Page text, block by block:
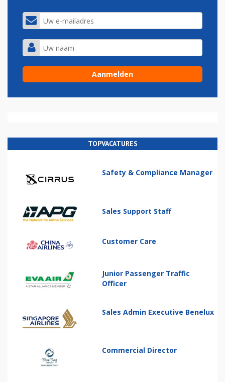
TOPVACATURES
Safety & Compliance Manager
Sales Support Staff
Customer Care
Junior Passenger Traffic
Officer
Sales Admin Executive Benelux
Commercial Director